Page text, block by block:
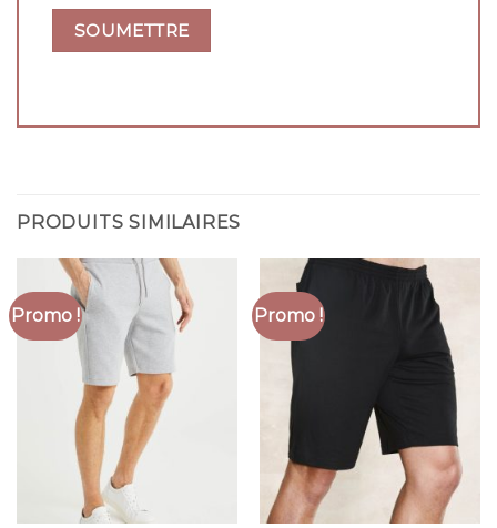
PRODUITS SIMILAIRES
Promo ! Promo !